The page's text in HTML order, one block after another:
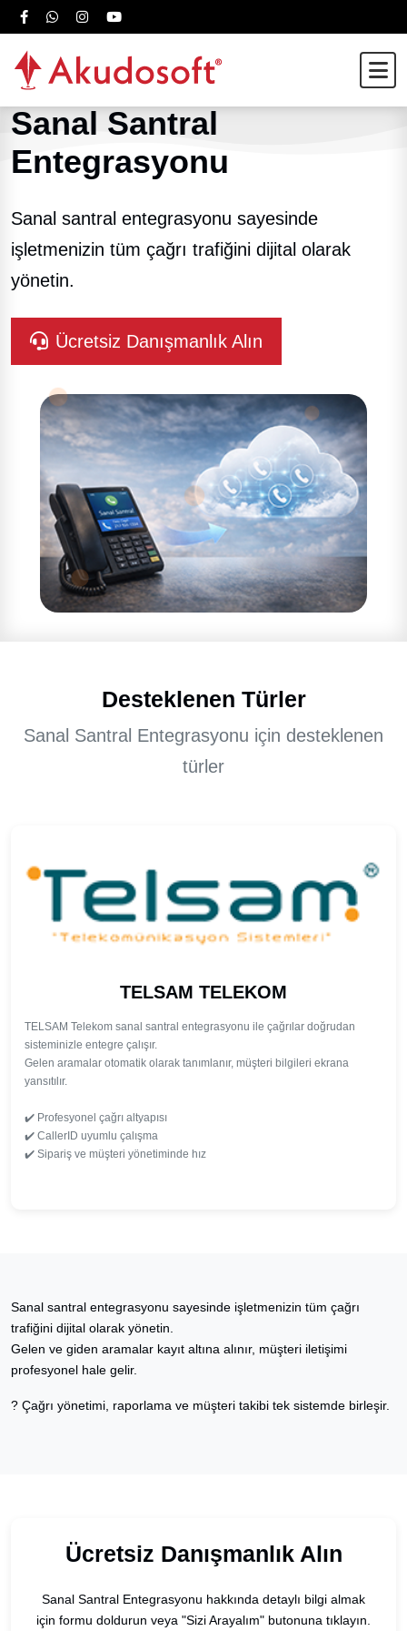
Sanal Santral
Entegrasyonu
Sanal santral entegrasyonu sayesinde
işletmenizin tüm çağrı trafiğini dijital olarak
yönetin.
Ücretsiz Danışmanlık Alın
Desteklenen Türler
Sanal Santral Entegrasyonu için desteklenen
türler
TELSAM TELEKOM
TELSAM Telekom sanal santral entegrasyonu ile çağrılar doğrudan
sisteminizle entegre çalışır.
Gelen aramalar otomatik olarak tanımlanır, müşteri bilgileri ekrana
yansıtılır.
✔️ Profesyonel çağrı altyapısı
✔️ CallerID uyumlu çalışma
✔️ Sipariş ve müşteri yönetiminde hız
Sanal santral entegrasyonu sayesinde işletmenizin tüm çağrı
trafiğini dijital olarak yönetin.
Gelen ve giden aramalar kayıt altına alınır, müşteri iletişimi
profesyonel hale gelir.
? Çağrı yönetimi, raporlama ve müşteri takibi tek sistemde birleşir.
Ücretsiz Danışmanlık Alın
Sanal Santral Entegrasyonu hakkında detaylı bilgi almak
için formu doldurun veya "Sizi Arayalım" butonuna tıklayın.